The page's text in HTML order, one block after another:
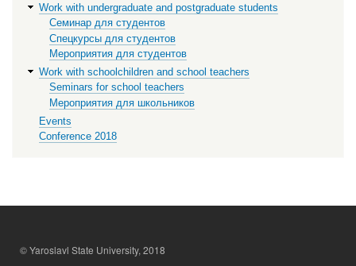
Work with undergraduate and postgraduate students
Семинар для студентов
Спецкурсы для студентов
Мероприятия для студентов
Work with schoolchildren and school teachers
Seminars for school teachers
Мероприятия для школьников
Events
Conference 2018
© Yaroslavl State University, 2018